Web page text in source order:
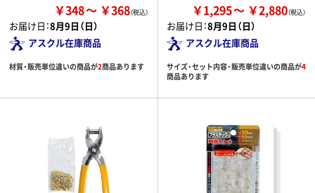
￥348 ￥368
お届け日：8月9日（日）
アスクル在庫商品
材質・販売単位違いの商品が2商品あります
￥1,295 ￥2,880
お届け日：8月9日（日）
アスクル在庫商品
サイズ・セット内容・販売単位違いの商品が4
商品あります